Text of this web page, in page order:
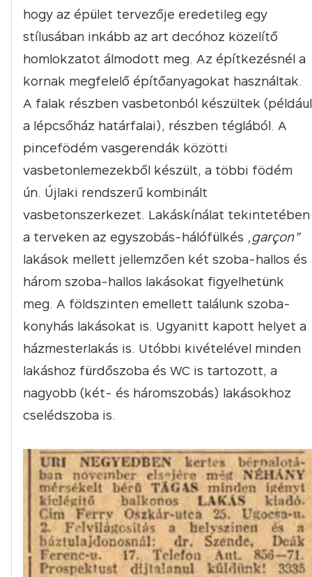
hogy az épület tervezője eredetileg egy
stílusában inkább az art decóhoz közelítő
homlokzatot álmodott meg. Az építkezésnél a
kornak megfelelő építőanyagokat használtak.
A falak részben vasbetonból készültek (például
a lépcsőház határfalai), részben téglából. A
pincefödém vasgerendák közötti
vasbetonlemezekből készült, a többi födém
ún. Újlaki rendszerű kombinált
vasbetonszerkezet. Lakáskínálat tekintetében
a terveken az egyszobás-hálófülkés „garçon”
lakások mellett jellemzően két szoba-hallos és
három szoba-hallos lakásokat figyelhetünk
meg. A földszinten emellett találunk szoba-
konyhás lakásokat is. Ugyanitt kapott helyet a
házmesterlakás is. Utóbbi kivételével minden
lakáshoz fürdőszoba és WC is tartozott, a
nagyobb (két- és háromszobás) lakásokhoz
cselédszoba is.